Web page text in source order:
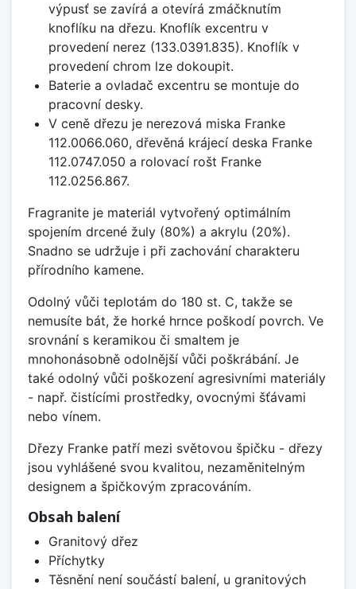
výpusť se zavírá a otevírá zmáčknutím
knoflíku na dřezu. Knoflík excentru v
provedení nerez (133.0391.835). Knoflík v
provedení chrom lze dokoupit.
Baterie a ovladač excentru se montuje do
pracovní desky.
V ceně dřezu je nerezová miska Franke
112.0066.060, dřevěná krájecí deska Franke
112.0747.050 a rolovací rošt Franke
112.0256.867.
Fragranite je materiál vytvořený optimálním
spojením drcené žuly (80%) a akrylu (20%).
Snadno se udržuje i při zachování charakteru
přírodního kamene.
Odolný vůči teplotám do 180 st. C, takže se
nemusíte bát, že horké hrnce poškodí povrch. Ve
srovnání s keramikou či smaltem je
mnohonásobně odolnější vůči poškrábání. Je
také odolný vůči poškození agresivními materiály
- např. čistícími prostředky, ovocnými šťávami
nebo vínem.
Dřezy Franke patří mezi světovou špičku - dřezy
jsou vyhlášené svou kvalitou, nezaměnitelným
designem a špičkovým zpracováním.
Obsah balení
Granitový dřez
Příchytky
Těsnění není součástí balení, u granitových